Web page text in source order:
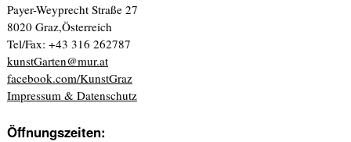
Payer-Weyprecht Straße 27
8020 Graz,Österreich
Tel/Fax: +43 316 262787
kunstGarten@mur.at
facebook.com/KunstGraz
Impressum & Datenschutz
Öffnungszeiten: